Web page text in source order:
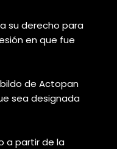
su derecho para
en que fue
de Actopan
sea designada
a partir de la